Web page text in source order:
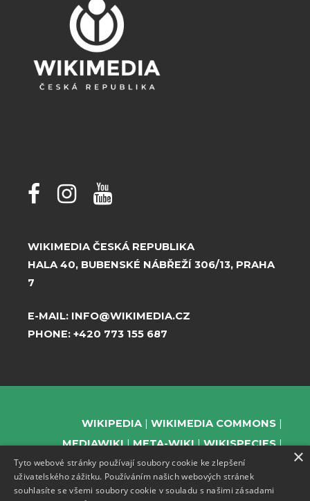
WIKIMEDIA ČESKÁ REPUBLIKA
HALA 40, BUBENSKÉ NÁBŘEŽÍ 306/13, PRAHA
7
E-MAIL: INFO@WIKIMEDIA.CZ
PHONE: +420 773 155 687
WIKIPEDIA
WIKIMEDIA COMMONS
MEDIAWIKI
META-WIKI
WIKISPECIES
WIKIBOOKS
WIKIDATA
WIKIMANIA
WIKINEWS
WIKIQUOTE
WIKISOURCE
×
Tyto webové stránky používají soubory cookie ke zlepšení
uživatelského zážitku. Používáním našich webových stránek
souhlasíte se všemi soubory cookie v souladu s našimi zásadami